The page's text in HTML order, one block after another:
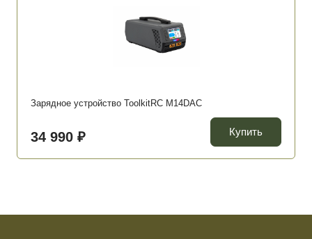
Зарядное устройство ToolkitRC M14DAC
34 990 ₽ Купить